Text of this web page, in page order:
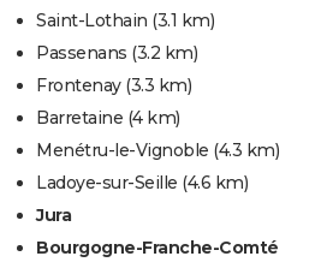
Saint-Lothain (3.1 km)
Passenans (3.2 km)
Frontenay(3.3 km)
Barretaine (4 km)
Menétru-le-Vignoble (4.3 km)
Ladoye-sur-Seille (4.6 km)
Jura
Bourgogne-Franche-Comté